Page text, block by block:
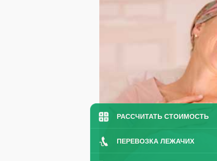
РАССЧИТАТЬ СТОИМОСТЬ
ПЕРЕВОЗКА ЛЕЖАЧИХ